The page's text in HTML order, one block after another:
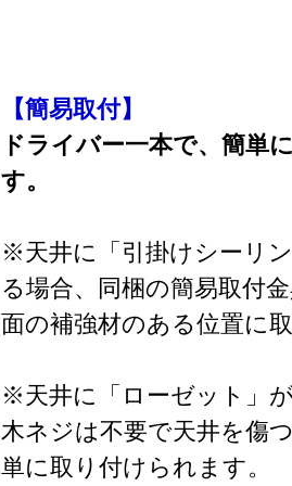
【簡易取付】
ドライバー一本で、簡単
す。
※天井に「引掛けシーリ
る場合、同梱の簡易取付
面の補強材のある位置に
※天井に「ローゼット」
木ネジは不要で天井を傷
単に取り付けられます。